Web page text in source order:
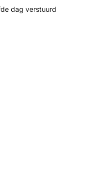
dag verstuurd